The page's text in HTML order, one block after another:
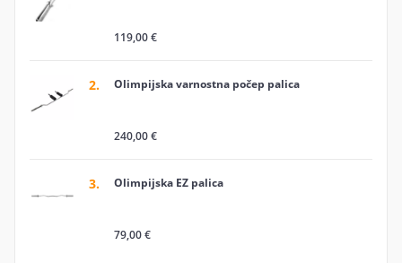
119,00 €
2. Olimpijska varnostna počep palica
240,00 €
3. Olimpijska EZ palica
79,00 €